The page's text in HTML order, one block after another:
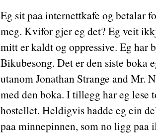
Eg sit paa internettkafe og betalar
meg. Kvifor gjer eg det? Eg veit
mitt er kaldt og oppressive. Eg har
Bikubesong. Det er den siste boka
utanom Jonathan Strange and Mr.
med den boka. I tillegg har eg lese
hostellet. Heldigvis hadde eg ein
paa minnepinnen, som no ligg paa